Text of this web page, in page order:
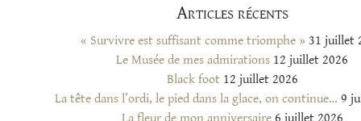
Articles récents
« Survivre est suffisant comme triomphe » 31 juillet
Le Musée de mes admirations 12 juillet 2026
Black foot 12 juillet 2026
La tête dans l’ordi, le pied dans la glace, on continue… 9